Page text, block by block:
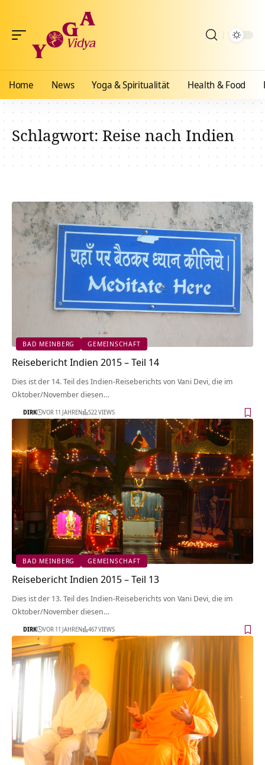
Home News Yoga & Spiritualität Health & Food
Schlagwort:Reise nach Indien
BAD MEINBERG GEMEINSCHAFT
Reisebericht Indien 2015 – Teil 14
Dies ist der 14. Teil des Indien-Reiseberichts von Vani Devi, die im
Oktober/November diesen…
DIRK VOR 11 JAHREN 522 VIEWS
BAD MEINBERG GEMEINSCHAFT
Reisebericht Indien 2015 – Teil 13
Dies ist der 13. Teil des Indien-Reiseberichts von Vani Devi, die im
Oktober/November diesen…
DIRK VOR 11 JAHREN 467 VIEWS